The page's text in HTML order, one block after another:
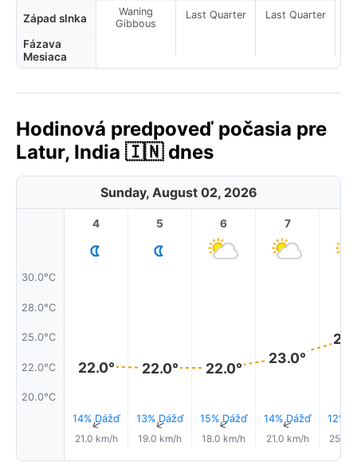
Západ slnka
Fázava
Mesiaca
Waning
Gibbous
Last Quarter Last Quarter
Hodinová predpoveď počasia pre
Latur, India 🇮🇳 dnes
Sunday, August 02, 2026
30.0°C
28.0°C
25.0°C
22.0°C
20.0°C
4
22.0°
14% Dážď
↑
21.0 km/h
5
22.0°
13% Dážď
↑
19.0 km/h
6
22.0°
15% Dážď
↑
18.0 km/h
7
23.0°
14% Dážď
↑
21.0 km/h
12%
25.0